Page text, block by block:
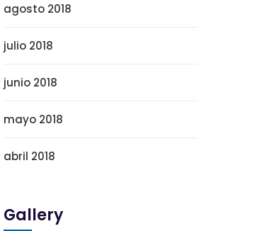
agosto 2018
julio 2018
junio 2018
mayo 2018
abril 2018
Gallery